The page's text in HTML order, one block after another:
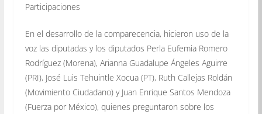
Participaciones
En el desarrollo de la comparecencia, hicieron uso de la
voz las diputadas y los diputados Perla Eufemia Romero
Rodríguez (Morena), Arianna Guadalupe Ángeles Aguirre
(PRI), José Luis Tehuintle Xocua (PT), Ruth Callejas Roldán
(Movimiento Ciudadano) y Juan Enrique Santos Mendoza
(Fuerza por México), quienes preguntaron sobre los